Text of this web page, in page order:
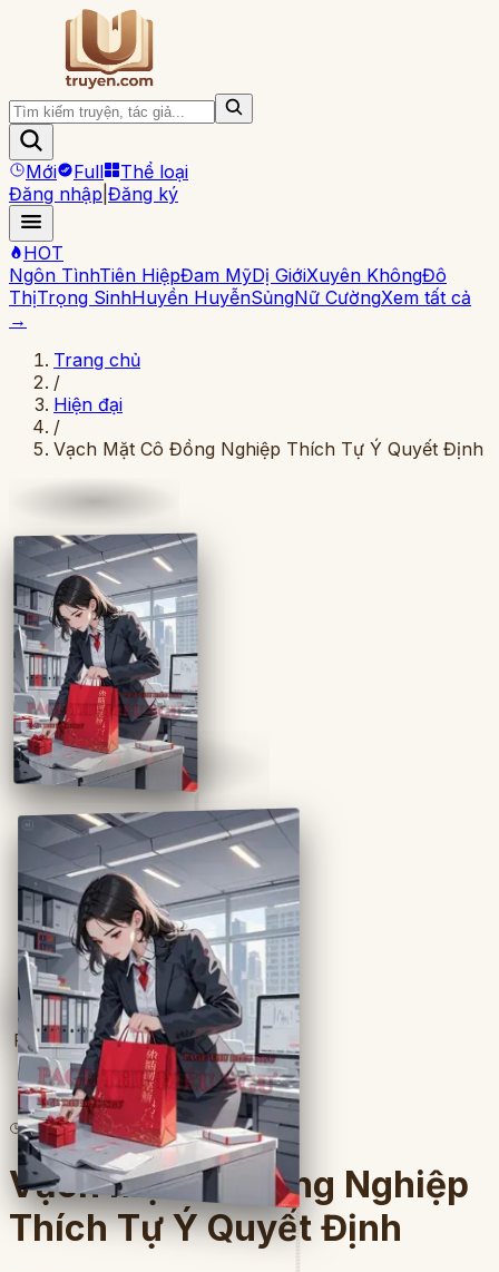
Mới Full
Thể loại
Đăng nhập Đăng ký
HOT
Ngôn TìnhTiên HiệpĐam MỹDị GiớiXuyên KhôngĐô
ThịTrọng SinhHuyền HuyễnSủngNữ CườngXem tất cả
→
Trang chủ
/
Hiện đại
/
Vạch Mặt Cô Đồng Nghiệp Thích Tự Ý Quyết Định
Full
4lượt đọc· 7chương
Vạch Mặt Cô Đồng Nghiệp
Thích Tự Ý Quyết Định